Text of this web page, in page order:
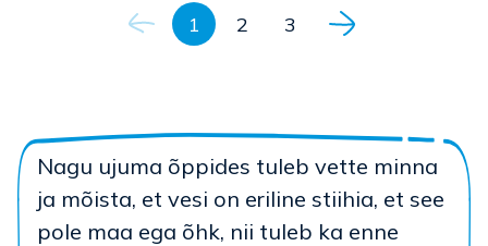
Navigeerimine
1 2 3
Nagu ujuma õppides tuleb vette minna
ja mõista, et vesi on eriline stiihia, et see
pole maa ega õhk, nii tuleb ka enne